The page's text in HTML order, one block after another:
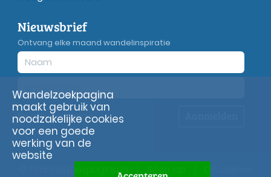
Nieuwsbrief
Ontvang elke maand wandelinspiratie
Privacyverklaring
© Wandelzoekpagina.nl
Wandelzoekpagina
maakt gebruik van
noodzakelijke cookies
voor een goede
werking van de
website